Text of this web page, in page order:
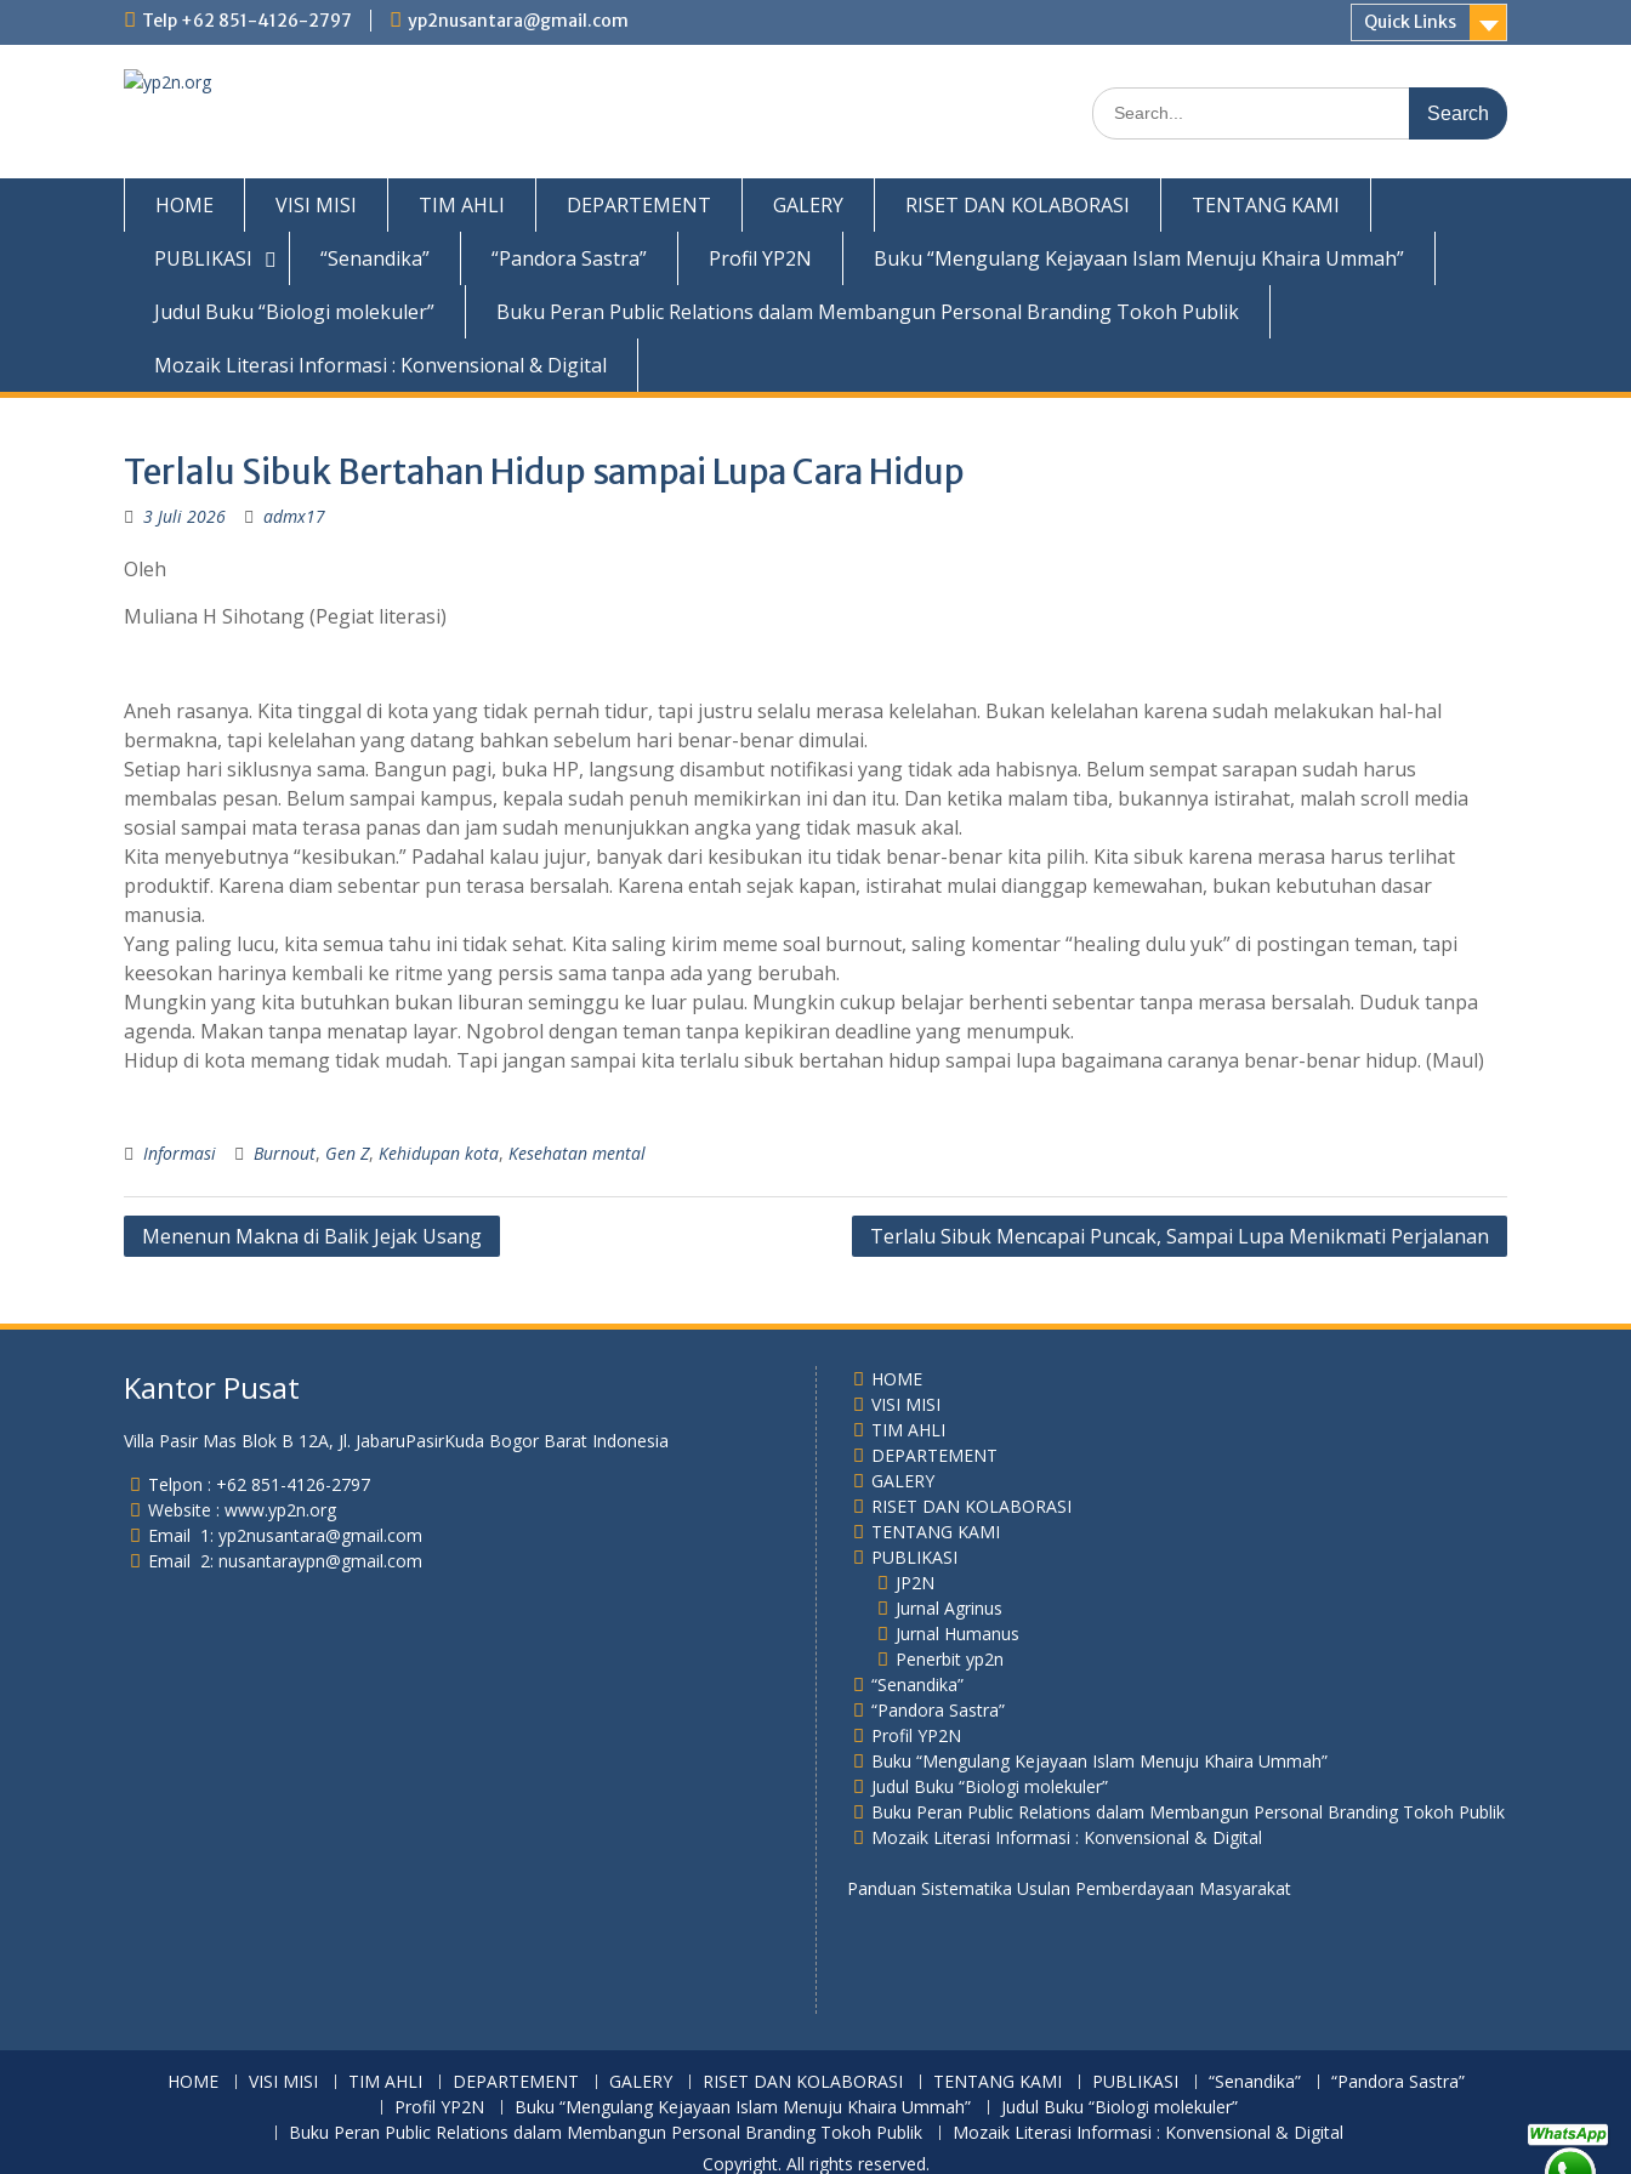
Telp +62 851-4126-2797 yp2nusantara@gmail.com Quick Links
Search
for:
HOME VISI MISI TIM AHLI DEPARTEMENT GALERY RISET DAN KOLABORASI
TENTANG KAMI
PUBLIKASI
“Senandika” “Pandora Sastra” Profil YP2N
Buku “Mengulang Kejayaan Islam Menuju Khaira Ummah”
Judul Buku “Biologi molekuler”
Buku Peran Public Relations dalam Membangun Personal Branding Tokoh Publik
Mozaik Literasi Informasi : Konvensional & Digital
Terlalu Sibuk Bertahan Hidup sampai Lupa Cara Hidup
3 Juli 2026 admx17
Oleh
Muliana H Sihotang (Pegiat literasi)
Aneh rasanya. Kita tinggal di kota yang tidak pernah tidur, tapi justru selalu merasa kelelahan. Bukan kelelahan karena sudah melakukan hal-hal
bermakna, tapi kelelahan yang datang bahkan sebelum hari benar-benar dimulai.
Setiap hari siklusnya sama. Bangun pagi, buka HP, langsung disambut notifikasi yang tidak ada habisnya. Belum sempat sarapan sudah harus
membalas pesan. Belum sampai kampus, kepala sudah penuh memikirkan ini dan itu. Dan ketika malam tiba, bukannya istirahat, malah scroll media
sosial sampai mata terasa panas dan jam sudah menunjukkan angka yang tidak masuk akal.
Kita menyebutnya “kesibukan.” Padahal kalau jujur, banyak dari kesibukan itu tidak benar-benar kita pilih. Kita sibuk karena merasa harus terlihat
produktif. Karena diam sebentar pun terasa bersalah. Karena entah sejak kapan, istirahat mulai dianggap kemewahan, bukan kebutuhan dasar
manusia.
Yang paling lucu, kita semua tahu ini tidak sehat. Kita saling kirim meme soal burnout, saling komentar “healing dulu yuk” di postingan teman, tapi
keesokan harinya kembali ke ritme yang persis sama tanpa ada yang berubah.
Mungkin yang kita butuhkan bukan liburan seminggu ke luar pulau. Mungkin cukup belajar berhenti sebentar tanpa merasa bersalah. Duduk tanpa
agenda. Makan tanpa menatap layar. Ngobrol dengan teman tanpa kepikiran deadline yang menumpuk.
Hidup di kota memang tidak mudah. Tapi jangan sampai kita terlalu sibuk bertahan hidup sampai lupa bagaimana caranya benar-benar hidup. (Maul)
Informasi Burnout, Gen Z, Kehidupan kota, Kesehatan mental
Navigasi
Menenun Makna di Balik Jejak Usang Terlalu Sibuk Mencapai Puncak, Sampai Lupa Menikmati Perjalanan
Kantor Pusat
Villa Pasir Mas Blok B 12A, Jl. JabaruPasirKuda Bogor Barat Indonesia
Telpon : +62 851-4126-2797
Website : www.yp2n.org
Email 1: yp2nusantara@gmail.com
Email 2: nusantaraypn@gmail.com
HOME
VISI MISI
TIM AHLI
DEPARTEMENT
GALERY
RISET DAN KOLABORASI
TENTANG KAMI
PUBLIKASI
JP2N
Jurnal Agrinus
Jurnal Humanus
Penerbit yp2n
“Senandika”
“Pandora Sastra”
Profil YP2N
Buku “Mengulang Kejayaan Islam Menuju Khaira Ummah”
Judul Buku “Biologi molekuler”
Buku Peran Public Relations dalam Membangun Personal Branding Tokoh Publik
Mozaik Literasi Informasi : Konvensional & Digital
Panduan Sistematika Usulan Pemberdayaan Masyarakat
HOME VISI MISI TIM AHLI DEPARTEMENT GALERY RISET DAN KOLABORASI TENTANG KAMI PUBLIKASI “Senandika”
“Pandora Sastra”
Profil YP2N
Buku “Mengulang Kejayaan Islam Menuju Khaira Ummah”
Judul Buku “Biologi molekuler”
Buku Peran Public Relations dalam Membangun Personal Branding Tokoh Publik
Mozaik Literasi Informasi : Konvensional & Digital
Copyright. All rights reserved.